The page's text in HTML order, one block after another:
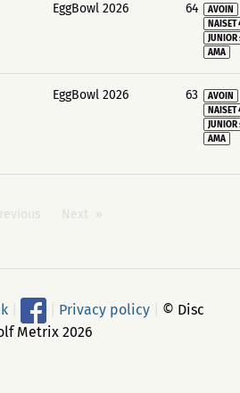
EggBowl 2026 64
AVOIN
NAISET
JUNIOR
AMA
EggBowl 2026 63
AVOIN
NAISET
JUNIOR
AMA
Next
Privacy policy
© Disc
Metrix 2026